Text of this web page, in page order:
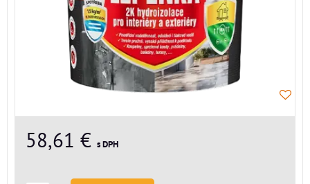
58,61 € s DPH